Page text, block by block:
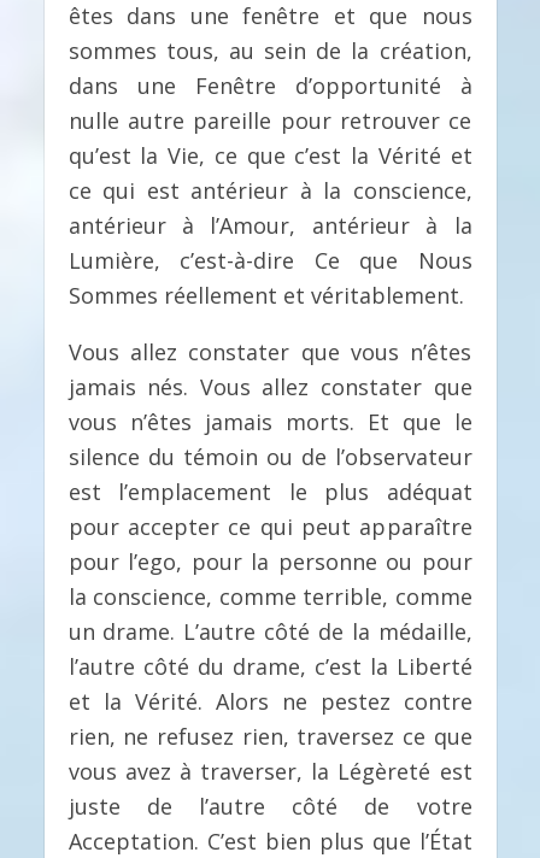
êtes dans une fenêtre et que nous
sommes tous, au sein de la création,
dans une Fenêtre d’opportunité à
nulle autre pareille pour retrouver ce
qu’est la Vie, ce que c’est la Vérité et
ce qui est antérieur à la conscience,
antérieur à l’Amour, antérieur à la
Lumière, c’est-à-dire Ce que Nous
Sommes réellement et véritablement.
Vous allez constater que vous n’êtes
jamais nés. Vous allez constater que
vous n’êtes jamais morts. Et que le
silence du témoin ou de l’observateur
est l’emplacement le plus adéquat
pour accepter ce qui peut apparaître
pour l’ego, pour la personne ou pour
la conscience, comme terrible, comme
un drame. L’autre côté de la médaille,
l’autre côté du drame, c’est la Liberté
et la Vérité. Alors ne pestez contre
rien, ne refusez rien, traversez ce que
vous avez à traverser, la Légèreté est
juste de l’autre côté de votre
Acceptation. C’est bien plus que l’État